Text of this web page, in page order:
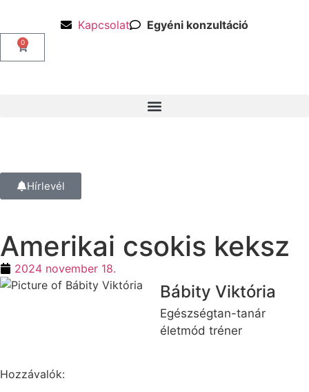
Kapcsolat Egyéni konzultáció
0
Hírlevél
Amerikai csokis keksz
2024 november 18.
Bábity Viktória
Egészségtan-tanár
életmód tréner
Hozzávalók: